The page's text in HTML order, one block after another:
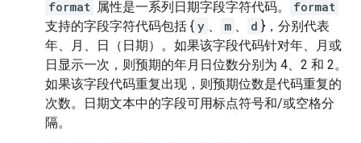
format 属性是一系列日期字段字符代码。
format
支持的字段字符代码包括 { y 、 m 、 d }，分别代表
年、月、日（日期）。如果该字段代码针对年、月或
日显示一次，则预期的年月日位数分别为 4、2 和 2。
如果该字段代码重复出现，则预期位数是代码重复的
次数。日期文本中的字段可用标点符号和/或空格分
隔。